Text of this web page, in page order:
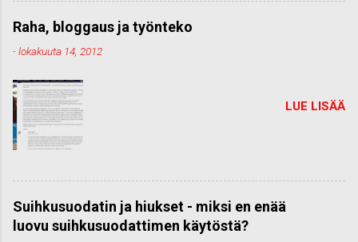
Raha, bloggaus ja työnteko
-lokakuuta 14, 2012
LUE LISÄÄ
Suihkusuodatin ja hiukset - miksi en enää
luovu suihkusuodattimen käytöstä?